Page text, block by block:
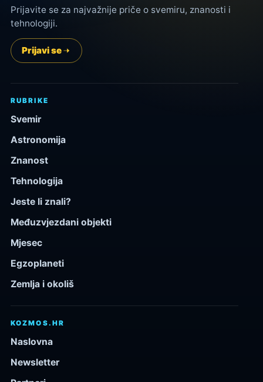
Prijavite se za najvažnije priče o svemiru, znanosti i
tehnologiji.
Prijavi se
RUBRIKE
Svemir
Astronomija
Znanost
Tehnologija
Jeste li znali?
Međuzvjezdani objekti
Mjesec
Egzoplaneti
Zemlja i okoliš
KOZMOS.HR
Naslovna
Newsletter